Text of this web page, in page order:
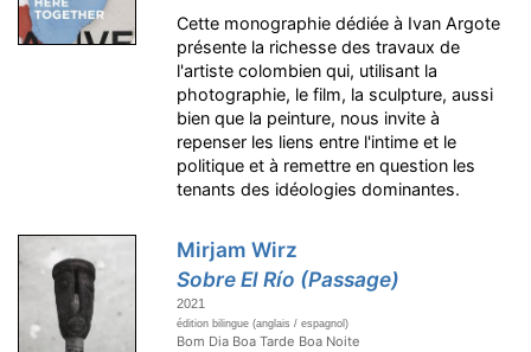
Cette monographie dédiée à Ivan Argote
présente la richesse des travaux de
l'artiste colombien qui, utilisant la
photographie, le film, la sculpture, aussi
bien que la peinture, nous invite à
repenser les liens entre l'intime et le
politique et à remettre en question les
tenants des idéologies dominantes.
Mirjam Wirz
Sobre El Río (Passage)
2021
édition bilingue (anglais / espagnol)
Bom Dia Boa Tarde Boa Noite